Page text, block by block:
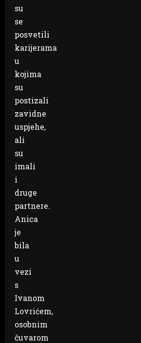
su
se
posvetili
karijerama
u
kojima
su
postizali
zavidne
uspjehe,
ali
su
imali
i
druge
partnere.
Anica
je
bila
u
vezi
s
Ivanom
Lovrićem,
osobnim
čuvarom